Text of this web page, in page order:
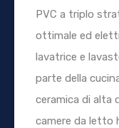
PVC a triplo
ottimale ed
lavatrice e
parte della
ceramica di alta
camere da letto